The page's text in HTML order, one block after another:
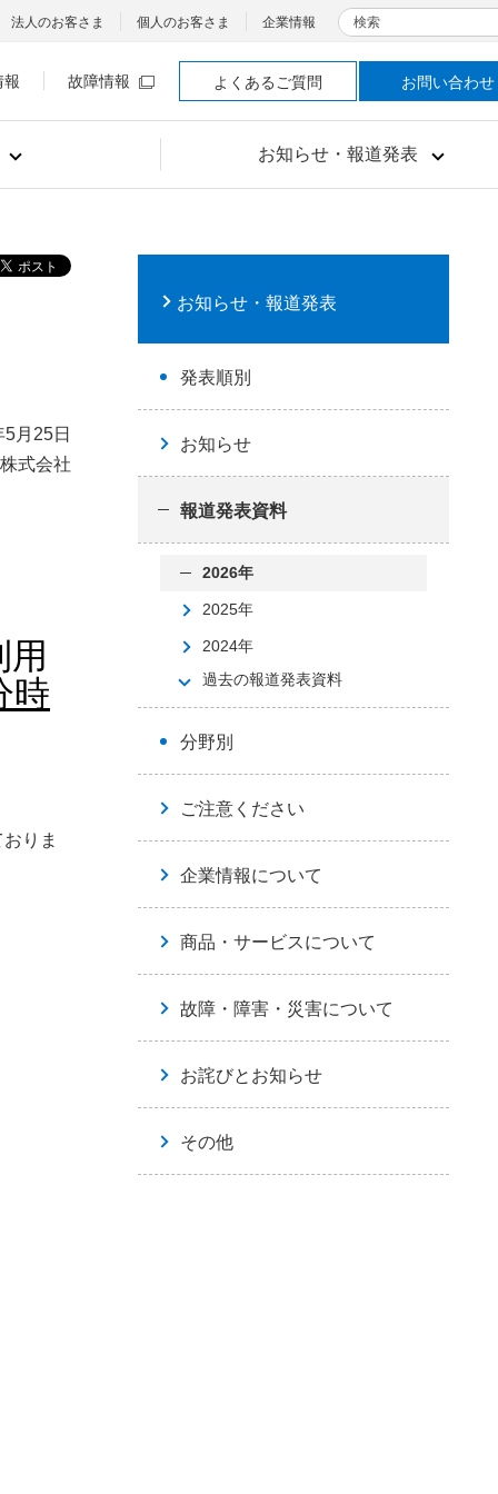
お知らせ・報道発表
法人のお客さま 個人のお客さま 企業情報 検索
報 故障情報 よくあるご質問 お問い合わせ
月25日
式会社
時
りま
お知らせ・報道発表
発表順別
お知らせ
報道発表資料
2026年
2025年
2024年
過去の報道発表資料
分野別
ご注意ください
企業情報について
商品・サービスについて
故障・障害・災害について
お詫びとお知らせ
その他